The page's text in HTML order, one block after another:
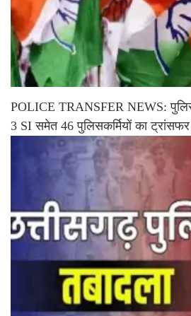
POLICE TRANSFER NEWS:
3 SI समेत 46 पुलिसकर्मियों का ट्रांसफर